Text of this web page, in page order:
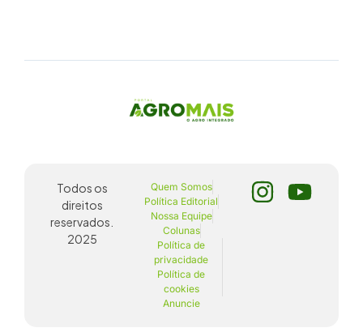
Todos os
direitos
reservados.
2025
Quem Somos
Política Editorial
Nossa Equipe
Colunas
Política de
privacidade
Política de
cookies
Anuncie